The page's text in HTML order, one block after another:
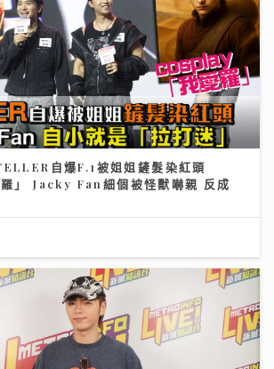
自爆F.1被姐姐鏟髮染紅頭
」 Jacky Fan細個被怪獸嚇親 反成